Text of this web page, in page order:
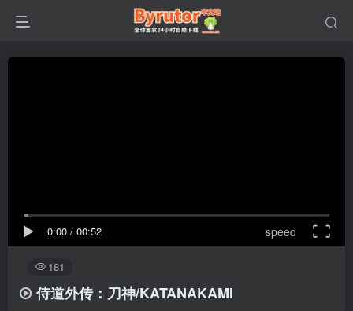
0:00 / 00:52 speed
181
侍道外传：刀神/KATANAKAMI